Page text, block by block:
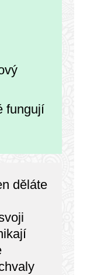
fungují
děláte